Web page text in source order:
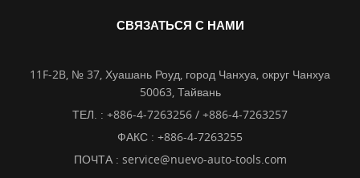
СВЯЗАТЬСЯ С НАМИ
11F-2B, № 37, Хуашань Роуд, город Чанхуа, округ Чанхуа
50063, Тайвань
ТЕЛ. : +886-4-7263256 / +886-4-7263257
ФАКС : +886-4-7263255
ПОЧТА : service@nuevo-auto-tools.com